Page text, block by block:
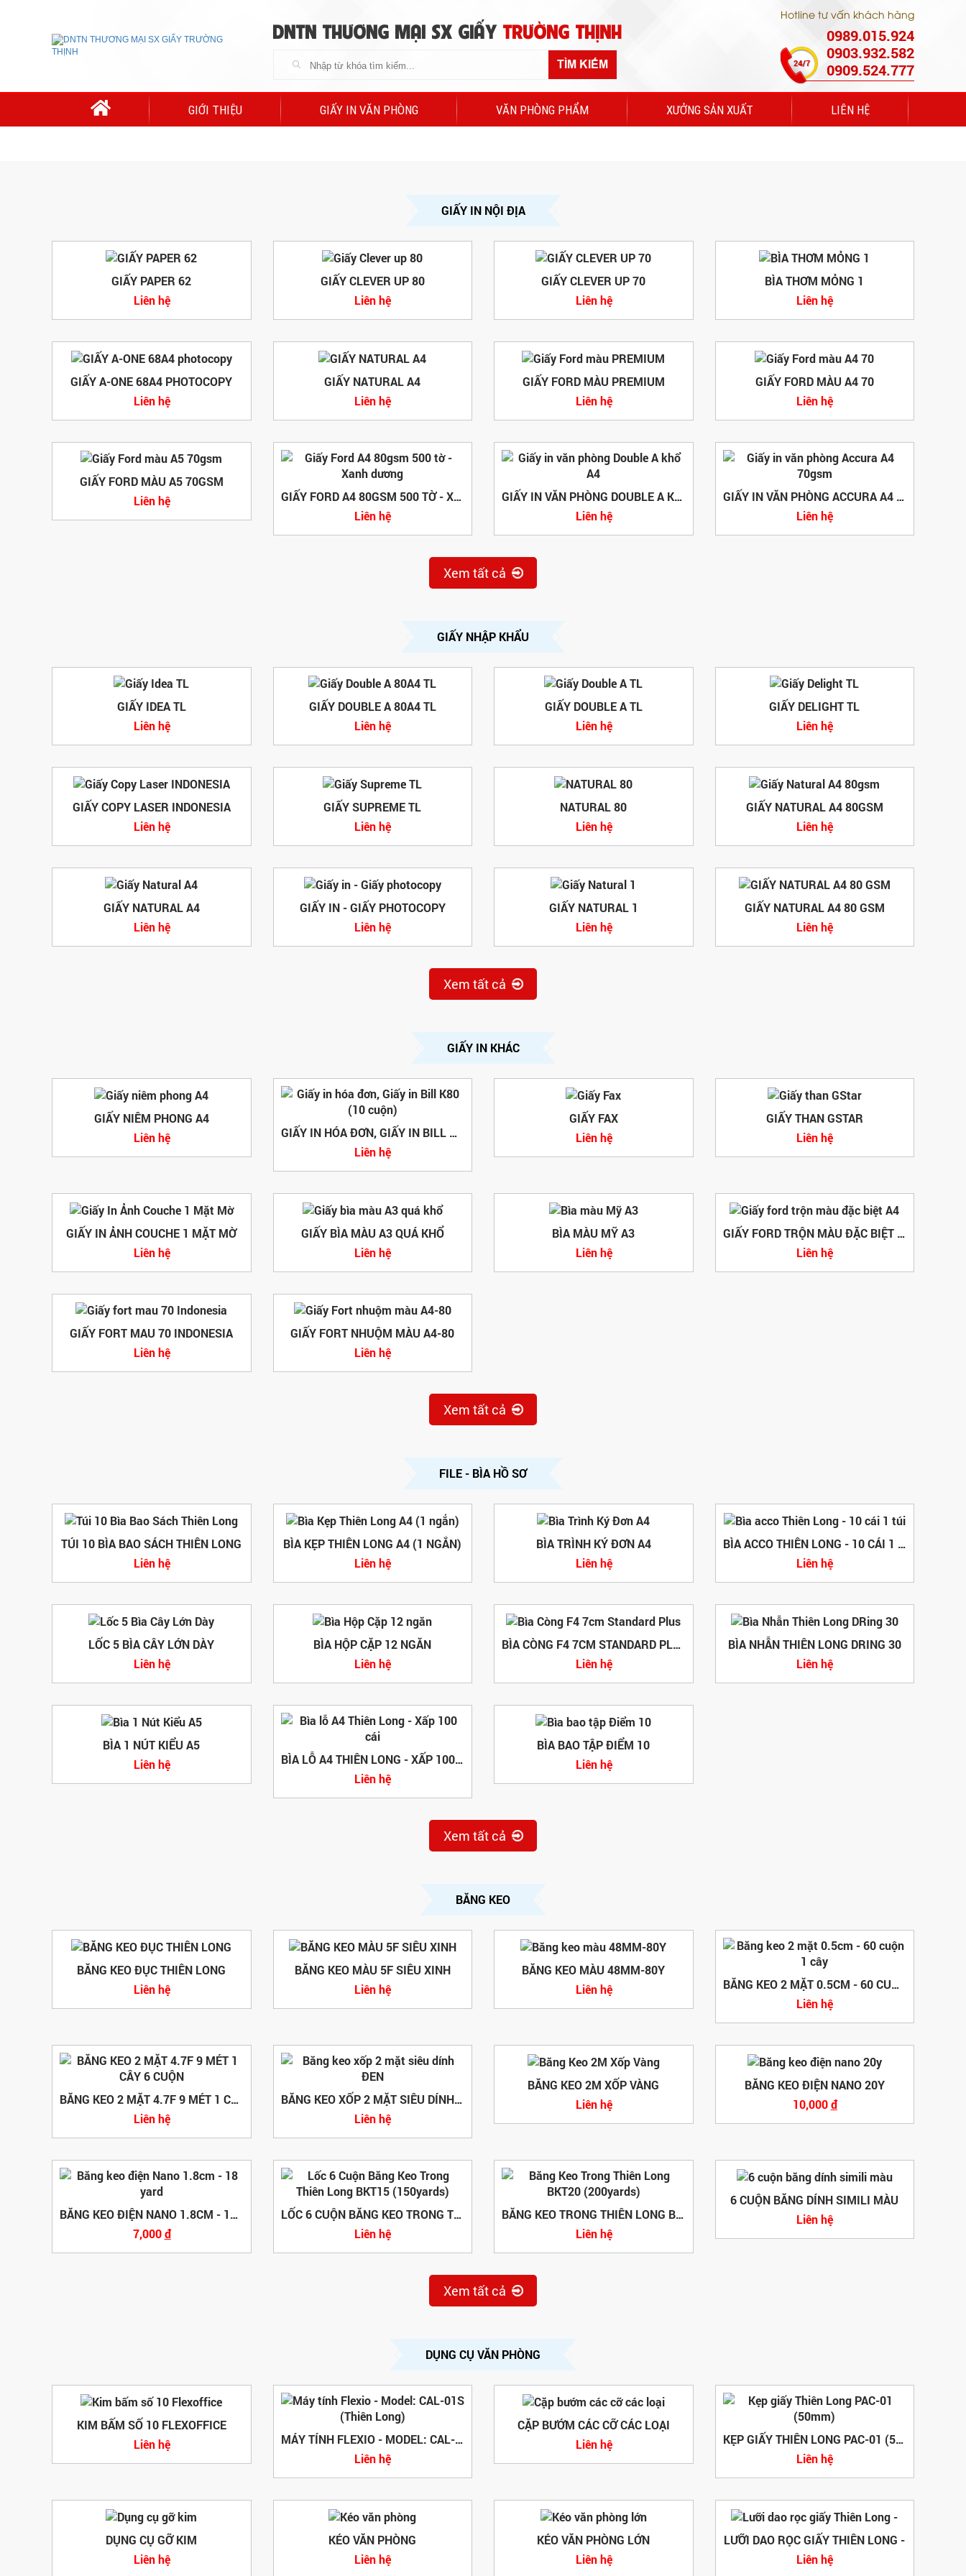
DNTN THƯƠNG MẠI SX GIẤY TRƯỜNG THỊNH
TÌM KIẾM
Hotline tư vấn khách hàng
0989.015.924
0903.932.582
0909.524.777
GIỚI THIỆU GIẤY IN VĂN PHÒNG VĂN PHÒNG PHẨM XƯỞNG SẢN XUẤT LIÊN HỆ
GIẤY IN NỘI ĐỊA
GIẤY PAPER 62
Liên hệ
GIẤY CLEVER UP 80
Liên hệ
GIẤY CLEVER UP 70
Liên hệ
BÌA THƠM MỎNG 1
Liên hệ
GIẤY A-ONE 68A4 PHOTOCOPY
Liên hệ
GIẤY NATURAL A4
Liên hệ
GIẤY FORD MÀU PREMIUM
Liên hệ
GIẤY FORD MÀU A4 70
Liên hệ
GIẤY FORD MÀU A5 70GSM
Liên hệ
GIẤY FORD A4 80GSM 500 TỜ - XANH DƯƠNG
Liên hệ
GIẤY IN VĂN PHÒNG DOUBLE A KHỔ A4
Liên hệ
GIẤY IN VĂN PHÒNG ACCURA A4 70GSM
Liên hệ
Xem tất cả
GIẤY NHẬP KHẨU
GIẤY IDEA TL
Liên hệ
GIẤY DOUBLE A 80A4 TL
Liên hệ
GIẤY DOUBLE A TL
Liên hệ
GIẤY DELIGHT TL
Liên hệ
GIẤY COPY LASER INDONESIA
Liên hệ
GIẤY SUPREME TL
Liên hệ
NATURAL 80
Liên hệ
GIẤY NATURAL A4 80GSM
Liên hệ
GIẤY NATURAL A4
Liên hệ
GIẤY IN - GIẤY PHOTOCOPY
Liên hệ
GIẤY NATURAL 1
Liên hệ
GIẤY NATURAL A4 80 GSM
Liên hệ
Xem tất cả
GIẤY IN KHÁC
GIẤY NIÊM PHONG A4
Liên hệ
GIẤY IN HÓA ĐƠN, GIẤY IN BILL K80 (10 CUỘN)
Liên hệ
GIẤY FAX
Liên hệ
GIẤY THAN GSTAR
Liên hệ
GIẤY IN ẢNH COUCHE 1 MẶT MỜ
Liên hệ
GIẤY BÌA MÀU A3 QUÁ KHỔ
Liên hệ
BÌA MÀU MỸ A3
Liên hệ
GIẤY FORD TRỘN MÀU ĐẶC BIỆT A4
Liên hệ
GIẤY FORT MAU 70 INDONESIA
Liên hệ
GIẤY FORT NHUỘM MÀU A4-80
Liên hệ
Xem tất cả
FILE - BÌA HỒ SƠ
TÚI 10 BÌA BAO SÁCH THIÊN LONG
Liên hệ
BÌA KẸP THIÊN LONG A4 (1 NGẮN)
Liên hệ
BÌA TRÌNH KÝ ĐƠN A4
Liên hệ
BÌA ACCO THIÊN LONG - 10 CÁI 1 TÚI
Liên hệ
LỐC 5 BÌA CÂY LỚN DÀY
Liên hệ
BÌA HỘP CẶP 12 NGĂN
Liên hệ
BÌA CÒNG F4 7CM STANDARD PLUS
Liên hệ
BÌA NHẪN THIÊN LONG DRING 30
Liên hệ
BÌA 1 NÚT KIỂU A5
Liên hệ
BÌA LỖ A4 THIÊN LONG - XẤP 100 CÁI
Liên hệ
BÌA BAO TẬP ĐIỂM 10
Liên hệ
Xem tất cả
BĂNG KEO
BĂNG KEO ĐỤC THIÊN LONG
Liên hệ
BĂNG KEO MÀU 5F SIÊU XINH
Liên hệ
BĂNG KEO MÀU 48MM-80Y
Liên hệ
BĂNG KEO 2 MẶT 0.5CM - 60 CUỘN 1 CÂY
Liên hệ
BĂNG KEO 2 MẶT 4.7F 9 MÉT 1 CÂY 6 CUỘN
Liên hệ
BĂNG KEO XỐP 2 MẶT SIÊU DÍNH ĐEN
Liên hệ
BĂNG KEO 2M XỐP VÀNG
Liên hệ
BĂNG KEO ĐIỆN NANO 20Y
10,000đ
BĂNG KEO ĐIỆN NANO 1.8CM - 18 YARD
7,000đ
LỐC 6 CUỘN BĂNG KEO TRONG THIÊN LONG BKT15 (150YARDS)
Liên hệ
BĂNG KEO TRONG THIÊN LONG BKT20 (200YARDS)
Liên hệ
6 CUỘN BĂNG DÍNH SIMILI MÀU
Liên hệ
Xem tất cả
DỤNG CỤ VĂN PHÒNG
KIM BẤM SỐ 10 FLEXOFFICE
Liên hệ
MÁY TÍNH FLEXIO - MODEL: CAL-01S (THIÊN LONG)
Liên hệ
CẶP BƯỚM CÁC CỠ CÁC LOẠI
Liên hệ
KẸP GIẤY THIÊN LONG PAC-01 (50MM)
Liên hệ
DỤNG CỤ GỠ KIM
Liên hệ
KÉO VĂN PHÒNG
Liên hệ
KÉO VĂN PHÒNG LỚN
Liên hệ
LƯỠI DAO RỌC GIẤY THIÊN LONG -
Liên hệ